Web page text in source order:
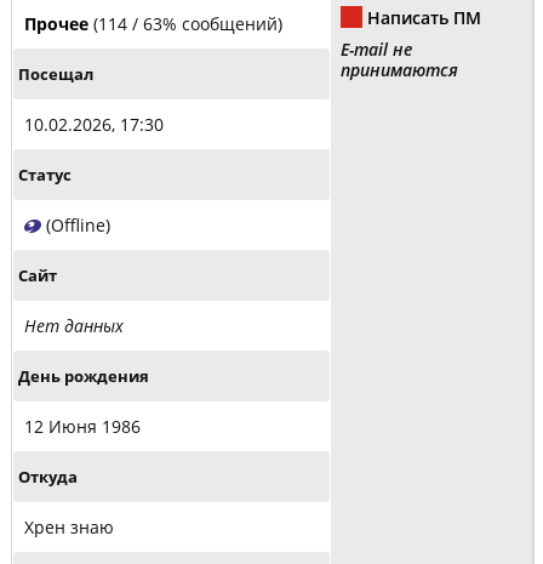
Написать ПМ
E-mail не
принимаются
Прочее (114 / 63% сообщений)
Посещал
10.02.2026, 17:30
Статус
(Offline)
Сайт
Нет данных
День рождения
12 Июня 1986
Откуда
Хрен знаю